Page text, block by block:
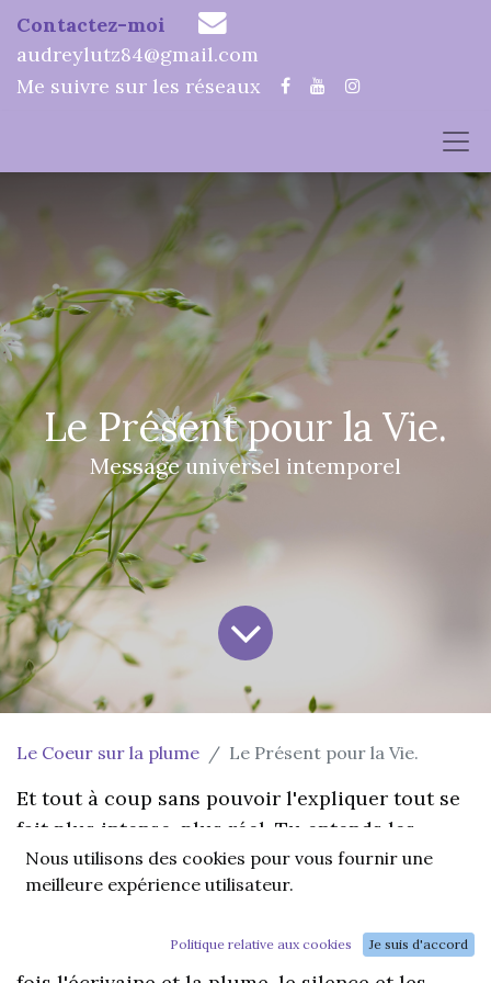
Contactez-moi
audreylutz84@gmail.com
Me suivre sur les réseaux
Le Présent pour la Vie.
Message universel intemporel
Le Coeur sur la plume Le Présent pour la Vie.
Et tout à coup sans pouvoir l'expliquer tout se
fait plus intense, plus réel. Tu entends les
bruits de tes pas, la danse de tes habits sur ton
corps qui sourit.
Tout est plus dense, plus concret. Tu es à la
Nous utilisons des cookies pour vous fournir une
meilleure expérience utilisateur.
Politique relative aux cookies Je suis d'accord